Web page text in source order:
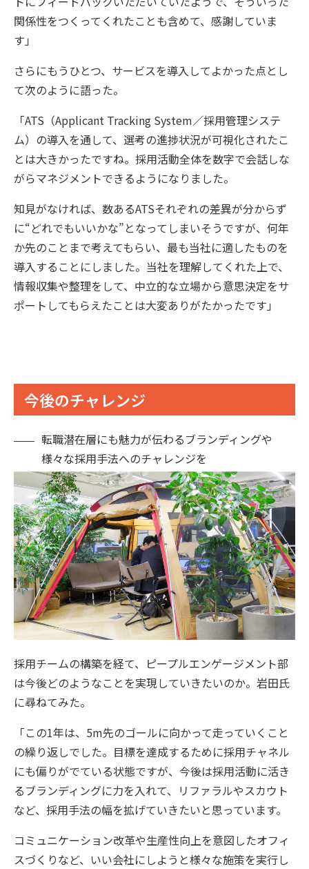
関係性をつくってくれたことも含めて、感謝していま
す」
さらにもうひとつ、サービスを導入してよかった点とし
て次のように語った。
「ATS（Applicant Tracking System／採用管理システ
ム）の導入を通して、選考の進捗状況が可視化されたこ
とは大きかったですね。採用活動全体を数字で会話しな
がらマネジメントできるようになりました。
知見がなければ、数あるATSそれぞれの差異が分からず
に“どれでもいいかな”となってしまいそうですが、何年
か先のことまで考えてもらい、最も当社に適したものを
導入することにしました。当社を理解してくれた上で、
情報収集や整理をして、中立的な立場から意思決定をサ
ポートしてもらえたことは大変ありがたかったです」
今後のチャレンジ
転職潜在層にも魅力が伝わるブランディングや
様々な採用手法へのチャレンジを
採用チームの構築を経て、ピープルエンゲージメント部
は今後どのようなことを実現していきたいのか。岩田氏
に尋ねてみた。
「この1年は、5m先のゴールに向かって走っていくこと
の繰り返しでした。目標を達成するために採用チャネル
にも偏りがでている状態ですが、今後は採用活動に活き
るブランディングに力を入れて、リファラルやスカウト
など、採用手法の幅を拡げていきたいと思っています。
コミュニケーション改革や生産性向上を意図したオフィ
スづくりなど、いい会社にしようと様々な施策を実行し